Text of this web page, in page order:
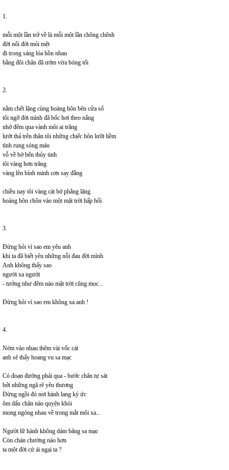
1.
mỗi một lần trở về là mỗi một lần chông chênh
đời nối đời mỏi mệt
đi trong sáng lóa hồn nhau
bằng đôi chân đã ướm vừa bóng tối
2.
nằm chết lặng cùng hoàng hôn bên cửa sổ
tôi ngỡ đời mình đã bốc hơi theo nắng
nhớ đêm qua vành môi ai trăng
lướt thả trên thân tôi những chiếc hôn lưỡi liềm
tình rung sóng máu
vỗ về bờ bến thủy tinh
tôi vàng hơn trăng
vàng lên bình minh cơn say đắng
chiều nay tôi vàng cát bờ phẳng lặng
hoàng hôn chôn vào một mặt trời hấp hối
3.
Đừng hỏi vì sao em yêu anh
khi ta đã biết yêu những nỗi đau đời mình
Anh không thấy sao
người xa người
- tưởng như đêm nào mặt trời cũng mọc...
Đừng hỏi vì sao em không xa anh !
4.
Ném vào nhau thêm vài vốc cát
anh sẽ thấy hoang vu sa mạc
Có đoạn đường phải qua - bước chân tự sát
bởi những ngã rẽ yêu thương
Đừng ngồi đó nơi hành lang ký ức
ôm dấu chân nào quyện khói
mong ngóng nhau về trong mắt môi xa...
Người lữ hành không dám băng sa mạc
Còn chán chường nào hơn
ta một đời cứ ái ngại ta ?